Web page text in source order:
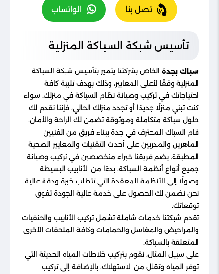
اتصل بنا الواتساب
تأسيس شبكة السباكة المنزلية
سباك بجدة الخاص بشركتنا يتميز بتأسيس شبكة السباكة
المنزلية وفقًا لأعلى المعايير، وذلك بهدف تلبية كافة
احتياجاتك في تركيب وصيانة نظام السباكة في منزلك. سواء
كنت تبني منزلًا جديدًا أو تجدد منزلك الحالي، فإننا نقدم لك
حلول سباكة متكاملة وموثوقة تضمن لك الراحة والأمان.
قام السباك المحترف في جدة ببناء فريق من الفنيين
الماهرين والمدربين على أحدث التقنيات والمعايير الصحية
المطبقة. يضم فريقنا خبراء متخصصين في تركيب وصيانة
جميع أنواع أنظمة السباكة، بدءًا من الأنابيب البسيطة
وصولًا إلى الأنظمة المعقدة التي تتطلب خبرة ودقة عالية.
نحن نضمن لك الحصول على خدمة عالية الجودة تفوق
توقعاتك.
تقدم شبكتنا خدمات شاملة تشمل تركيب الأنابيب والحنفيات
والمراحيض والمغاسل والحمامات وكافة الملحقات الأخرى
المتعلقة بالسباكة.
على سبيل المثال، نقوم بتركيب خلاطات المياه الحديثة التي
توفر المياه وتقلل من الاستهلاك، بالإضافة إلى تركيب